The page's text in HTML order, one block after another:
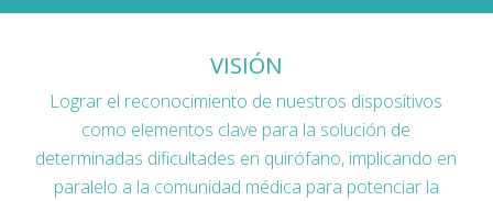
VISIÓN
Lograr el reconocimiento de nuestros dispositivos
como elementos clave para la solución de
determinadas dificultades en quirófano, implicando en
paralelo a la comunidad médica para potenciar la